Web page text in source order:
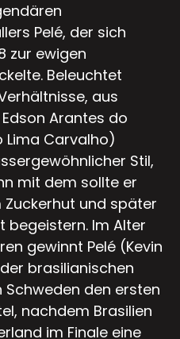
Pelé, der sich
zur ewigen
Beleuchtet
aus
Arantes do
Lima Carvalho)
Stil,
mit dem sollte er
und später
begeistern. Im Alter
gewinnt Pelé (Kevin
brasilianischen
den ersten
nachdem Brasilien
im Finale eine